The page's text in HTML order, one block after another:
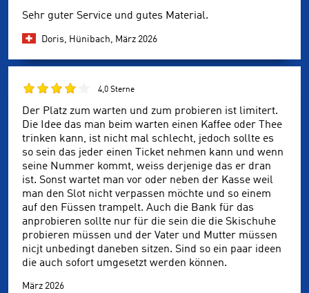
Sehr guter Service und gutes Material.
Doris, Hünibach, März 2026
4,0 Sterne
Der Platz zum warten und zum probieren ist limitert.
Die Idee das man beim warten einen Kaffee oder Thee
trinken kann, ist nicht mal schlecht, jedoch sollte es
so sein das jeder einen Ticket nehmen kann und wenn
seine Nummer kommt, weiss derjenige das er dran
ist. Sonst wartet man vor oder neben der Kasse weil
man den Slot nicht verpassen möchte und so einem
auf den Füssen trampelt. Auch die Bank für das
anprobieren sollte nur für die sein die die Skischuhe
probieren müssen und der Vater und Mutter müssen
nicjt unbedingt daneben sitzen. Sind so ein paar ideen
die auch sofort umgesetzt werden können.
März 2026